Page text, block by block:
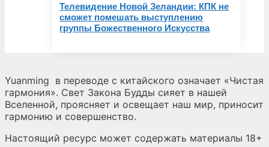
Телевидение Новой Зеландии: КПК не
сможет помешать выступлению
группы Божественного Искусства
Yuanming в переводе с китайского означает «Чистая
гармония». Свет Закона Будды сияет в нашей
Вселенной, проясняет и освещает наш мир, приносит
гармонию и совершенство.
Настоящий ресурс может содержать материалы 18+